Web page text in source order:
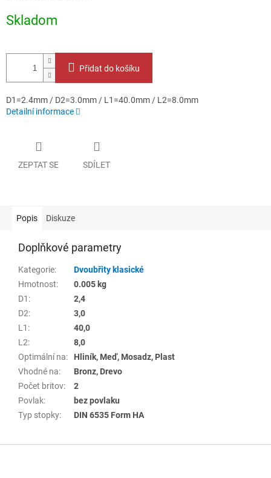
cena:
Skladom
Přidat do košíku
D1=2.4mm / D2=3.0mm / L1=40.0mm / L2=8.0mm
Detailní informace
ZEPTAT SE SDÍLET
Popis Diskuze
Doplňkové parametry
Kategorie:
Dvoubřity klasické
Hmotnost:
0.005 kg
D1 :
2,4
D2:
3,0
L1 :
40,0
L2:
8,0
Optimální na:
Hliník, Meď, Mosadz, Plast
Vhodné na:
Bronz, Drevo
Počet britov:
2
Povlak:
bez povlaku
Typ stopky: DIN 6535 Form HA